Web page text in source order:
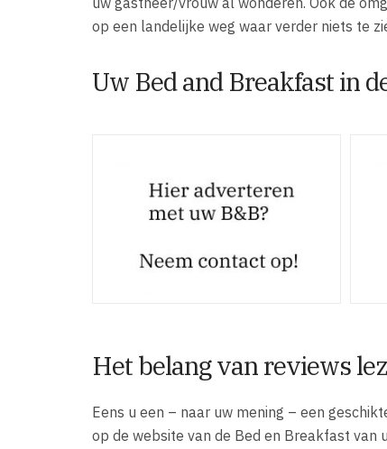
op een landelijke weg waar verder niets te
Uw Bed and Breakfast in
Het belang van reviews
Eens u een – naar uw mening – een
op de website van de Bed en Breakfast van